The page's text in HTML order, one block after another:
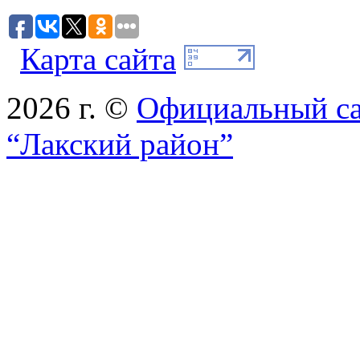
Карта сайта
2026 г. © Официальный
“Лакский район”